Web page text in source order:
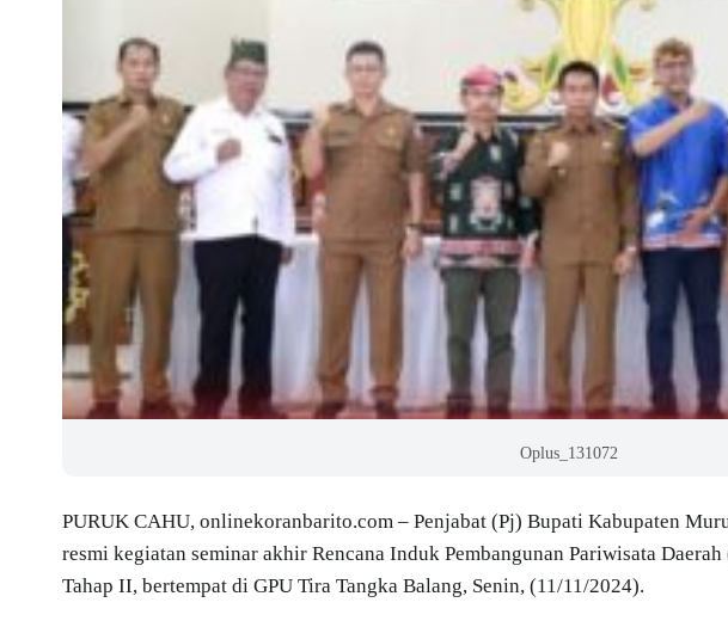
Oplus_131072
PURUK CAHU, onlinekoranbarito.com – Penjabat (Pj) Bupati Kabupaten
resmi kegiatan seminar akhir Rencana Induk Pembangunan Pariwisata
Tahap II, bertempat di GPU Tira Tangka Balang, Senin, (11/11/2024).